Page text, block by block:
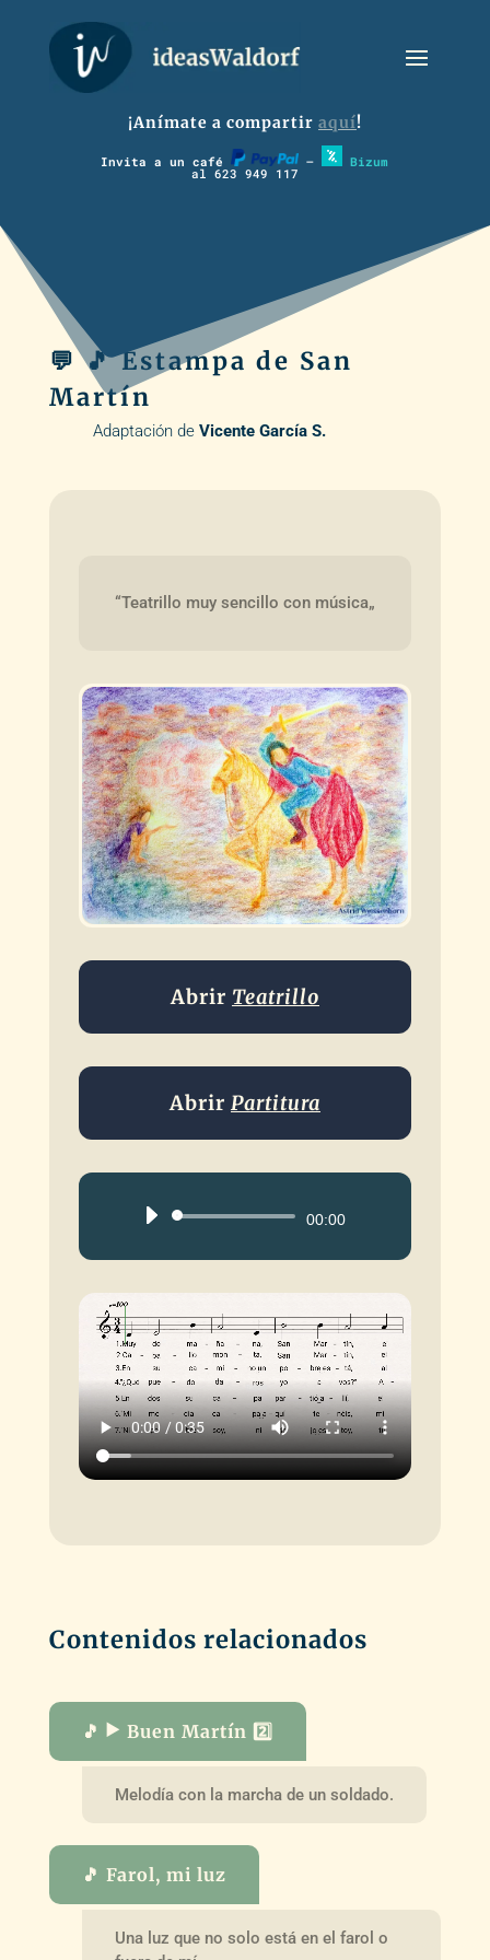
¡Anímate a compartir aquí!
Invita a un café – Bizum
al 623 949 117
💬 🎵 Estampa de San
Martín
Adaptación de Vicente García S.
“Teatrillo muy sencillo con música„
Abrir Teatrillo
Abrir Partitura
Reproductor00:00
Contenidos relacionados
🎵 ▶️ Buen Martín 2️⃣
Melodía con la marcha de un soldado.
🎵 Farol, mi luz
Una luz que no solo está en el farol o